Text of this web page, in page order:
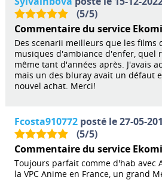
(5/5)
Commentaire du service Ekomi
Des scenarii meilleurs que les films
musiques d'ambiance d'enfer, quel
même tant d'années après. J'avais
mais un des bluray avait un défaut
nouvel achat. Merci!
Fcosta910772posté le 27-05-
(5/5)
Commentaire du service Ekomi
Toujours parfait comme d'hab avec
la VPC Anime en France, un grand